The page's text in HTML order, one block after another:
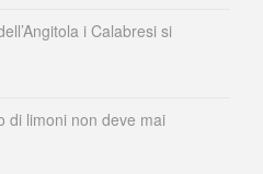
i Calabresi si
di limoni non deve mai